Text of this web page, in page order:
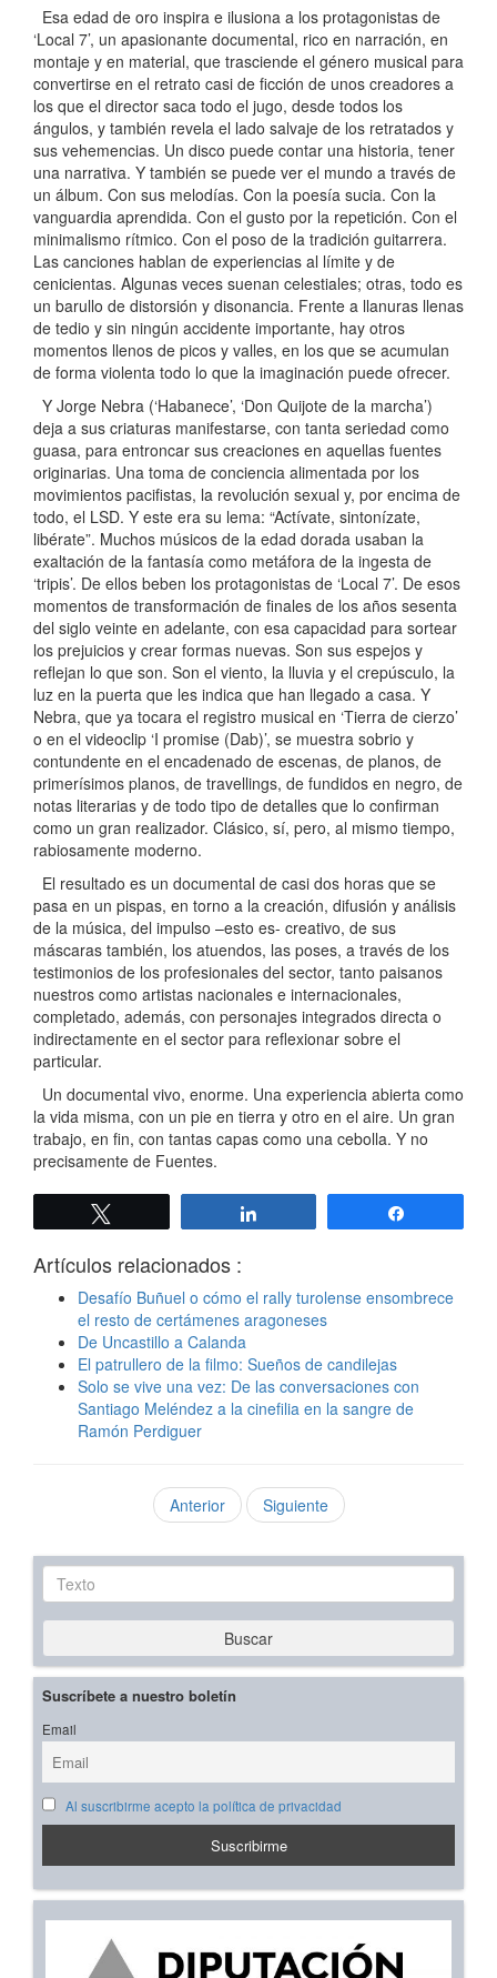
Esa edad de oro inspira e ilusiona a los protagonistas de
‘Local 7’, un apasionante documental, rico en narración, en
montaje y en material, que trasciende el género musical para
convertirse en el retrato casi de ficción de unos creadores a
los que el director saca todo el jugo, desde todos los
ángulos, y también revela el lado salvaje de los retratados y
sus vehemencias. Un disco puede contar una historia, tener
una narrativa. Y también se puede ver el mundo a través de
un álbum. Con sus melodías. Con la poesía sucia. Con la
vanguardia aprendida. Con el gusto por la repetición. Con el
minimalismo rítmico. Con el poso de la tradición guitarrera.
Las canciones hablan de experiencias al límite y de
cenicientas. Algunas veces suenan celestiales; otras, todo es
un barullo de distorsión y disonancia. Frente a llanuras llenas
de tedio y sin ningún accidente importante, hay otros
momentos llenos de picos y valles, en los que se acumulan
de forma violenta todo lo que la imaginación puede ofrecer.
Y Jorge Nebra (‘Habanece’, ‘Don Quijote de la marcha’)
deja a sus criaturas manifestarse, con tanta seriedad como
guasa, para entroncar sus creaciones en aquellas fuentes
originarias. Una toma de conciencia alimentada por los
movimientos pacifistas, la revolución sexual y, por encima de
todo, el LSD. Y este era su lema: “Actívate, sintonízate,
libérate”. Muchos músicos de la edad dorada usaban la
exaltación de la fantasía como metáfora de la ingesta de
‘tripis’. De ellos beben los protagonistas de ‘Local 7’. De esos
momentos de transformación de finales de los años sesenta
del siglo veinte en adelante, con esa capacidad para sortear
los prejuicios y crear formas nuevas. Son sus espejos y
reflejan lo que son. Son el viento, la lluvia y el crepúsculo, la
luz en la puerta que les indica que han llegado a casa. Y
Nebra, que ya tocara el registro musical en ‘Tierra de cierzo’
o en el videoclip ‘I promise (Dab)’, se muestra sobrio y
contundente en el encadenado de escenas, de planos, de
primerísimos planos, de travellings, de fundidos en negro, de
notas literarias y de todo tipo de detalles que lo confirman
como un gran realizador. Clásico, sí, pero, al mismo tiempo,
rabiosamente moderno.
El resultado es un documental de casi dos horas que se
pasa en un pispas, en torno a la creación, difusión y análisis
de la música, del impulso –esto es- creativo, de sus
máscaras también, los atuendos, las poses, a través de los
testimonios de los profesionales del sector, tanto paisanos
nuestros como artistas nacionales e internacionales,
completado, además, con personajes integrados directa o
indirectamente en el sector para reflexionar sobre el
particular.
Un documental vivo, enorme. Una experiencia abierta como
la vida misma, con un pie en tierra y otro en el aire. Un gran
trabajo, en fin, con tantas capas como una cebolla. Y no
precisamente de Fuentes.
Artículos relacionados :
Desafío Buñuel o cómo el rally turolense ensombrece
el resto de certámenes aragoneses
De Uncastillo a Calanda
El patrullero de la filmo: Sueños de candilejas
Solo se vive una vez: De las conversaciones con
Santiago Meléndez a la cinefilia en la sangre de
Ramón Perdiguer
Anterior Siguiente
Texto
Buscar
Suscríbete a nuestro boletín
Email
Al suscribirme acepto la política de privacidad